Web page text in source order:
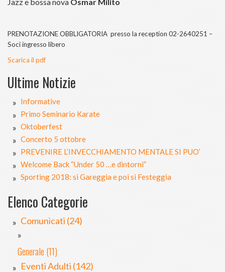
PRENOTAZIONE OBBLIGATORIA presso la reception 02-2640251 –
Soci ingresso libero
Scarica il pdf
Ultime Notizie
Informative
Primo Seminario Karate
Oktoberfest
Concerto 5 ottobre
PREVENIRE L’INVECCHIAMENTO MENTALE SI PUO’
Welcome Back “Under 50 …e dintorni”
Sporting 2018: si Gareggia e poi si Festeggia
Elenco Categorie
Comunicati (24)
Generale (11)
Eventi Adulti (142)